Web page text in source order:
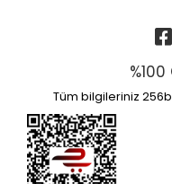
Tüm bilgileriniz